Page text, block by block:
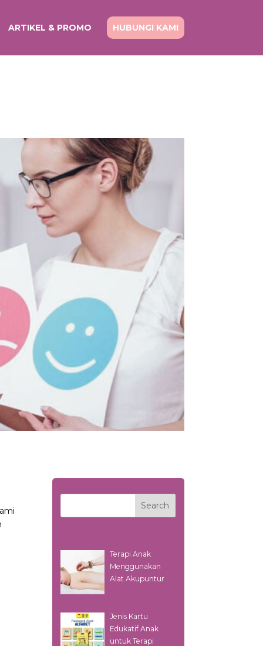
ARTIKEL & PROMO HUBUNGI KAMI
Terapi Anak
Menggunakan
Alat Akupuntur
Jenis Kartu
Edukatif Anak
untuk Terapi